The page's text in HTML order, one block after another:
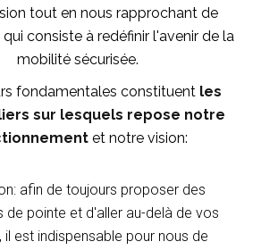
tout en nous rapprochant de
consiste à redéfinir l'avenir de la
mobilité sécurisée.
fondamentales constituent les
sur lesquels repose notre
et notre vision:
afin de toujours proposer des
de pointe et d'aller au-delà de vos
il est indispensable pour nous de